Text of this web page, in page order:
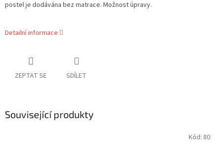
postel je dodávána bez matrace. Možnost úpravy.
Detailní informace
ZEPTAT SE SDÍLET
Související produkty
Kód: 80